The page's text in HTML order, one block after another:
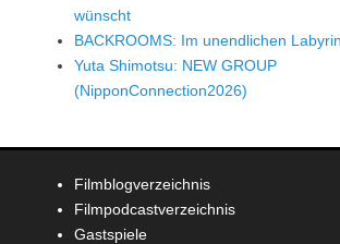
wünscht
BACKROOMS: Im unendlichen
Yuta Shimotsu: NEW GROUP
(NipponConnection2026)
Filmblogverzeichnis
Filmpodcastverzeichnis
Gastspiele